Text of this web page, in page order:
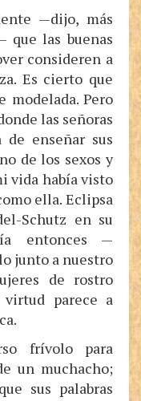
—dijo, más
que las buenas
consideren a
Es cierto que
modelada. Pero
las señoras
enseñar sus
de los sexos y
vida había visto
ella. Eclipsa
Schutz en su
entonces —
junto a nuestro
de rostro
parece a
frívolo para
un muchacho;
sus palabras